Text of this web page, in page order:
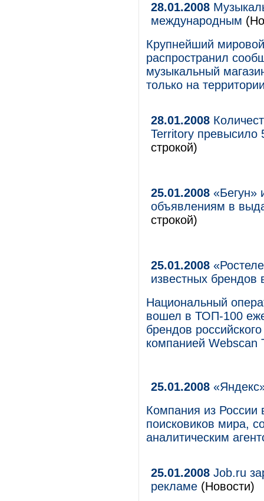
28.01.2008
международным
Крупнейший
распространил
музыкальный
только на
28.01.2008
Territory превысило
строкой)
25.01.2008 «Бегун»
объявлениям в
строкой)
25.01.2008
известных брендов
Национальный
вошел в ТОП-100
брендов
компанией Webscan
25.01.2008
Компания из России
поисковиков мира,
аналитическим
25.01.2008 Job.ru
рекламе (Новости)